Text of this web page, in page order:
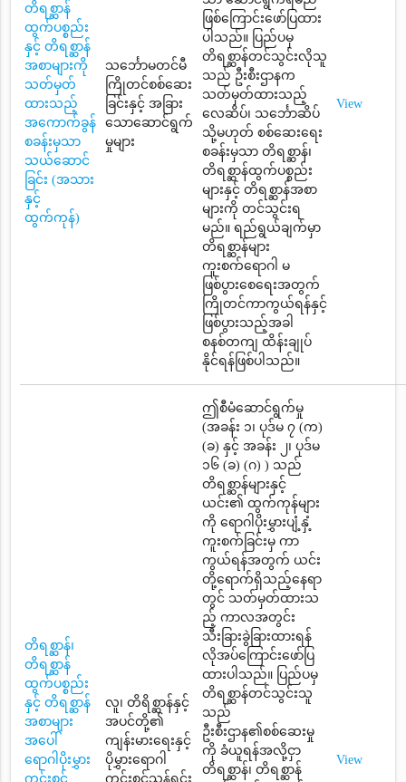
တိရစ္ဆာန်
ထွက်ပစ္စည်း
နှင့် တိရစ္ဆာန်
အစာများကို
သတ်မှတ်
ထားသည့်
အကောက်ခွန်
စခန်းမှသာ
သယ်ဆောင်
ခြင်း (အသား
နှင့်
ထွက်ကုန်)
သင်္ဘောမတင်မီ
ကြိုတင်စစ်ဆေး
ခြင်းနှင့် အခြား
သောဆောင်ရွက်
မှုများ
ဖြစ်ကြောင်းဖော်ပြထား
ပါသည်။ ပြည်ပမှ
တိရစ္ဆာန်တင်သွင်းလိုသူ
သည် ဦးစီးဌာနက
သတ်မှတ်ထားသည့်
လေဆိပ်၊ သင်္ဘောဆိပ်
သို့မဟုတ် စစ်ဆေးရေး
စခန်းမှသာ တိရစ္ဆာန်၊
တိရစ္ဆာန်ထွက်ပစ္စည်း
များနှင့် တိရစ္ဆာန်အစာ
များကို တင်သွင်းရ
မည်။ ရည်ရွယ်ချက်မှာ
တိရစ္ဆာန်များ
ကူးစက်ရောဂါ မ
ဖြစ်ပွားစေရေးအတွက်
ကြိုတင်ကာကွယ်ရန်နှင့်
ဖြစ်ပွားသည့်အခါ
စနစ်တကျ ထိန်းချုပ်
နိုင်ရန်ဖြစ်ပါသည်။
View
တိရစ္ဆာန်၊
တိရစ္ဆာန်
ထွက်ပစ္စည်း
နှင့် တိရစ္ဆာန်
အစာများ
အပေါ်
ရောဂါပိုးမွှား
ကင်းစင်
လူ၊ တိရိစ္ဆာန်နှင့်
အပင်တို့၏
ကျန်းမားရေးနှင့်
ပိုမွှားရောဂါ
ကင်းစင်သန့်ရှင်း
ဤစီမံဆောင်ရွက်မှု
(အခန်း ၁၊ ပုဒ်မ ၇ (က)
(ခ) နှင့် အခန်း ၂၊ ပုဒ်မ
၁၆ (ခ) (ဂ) ) သည်
တိရစ္ဆာန်များနှင့်
ယင်း၏ ထွက်ကုန်များ
ကို ရောဂါပိုးမွှားပျံ့နှံ့
ကူးစက်ခြင်းမှ ကာ
ကွယ်ရန်အတွက် ယင်း
တို့ရောက်ရှိသည့်နေရာ
တွင် သတ်မှတ်ထားသ
ည့် ကာလအတွင်း
သီးခြားခွဲခြားထားရန်
လိုအပ်ကြောင်းဖော်ပြ
ထားပါသည်။ ပြည်ပမှ
တိရစ္ဆာန်တင်သွင်းသူ
သည်
ဦးစီးဌာန၏စစ်ဆေးမှု
ကို ခံယူရန်အလို့ငှာ
တိရစ္ဆာန်၊ တိရစ္ဆာန်
View